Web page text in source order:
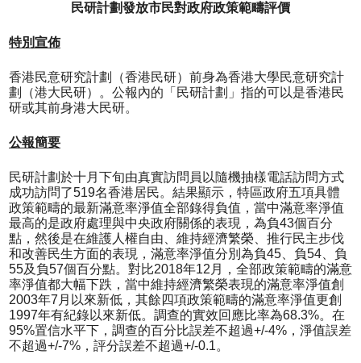
民研計劃發放市民對政府政策範疇評價
特別宣佈
香港民意研究計劃（香港民研）前身為香港大學民意研究計
劃（港大民研）。公報內的「民研計劃」指的可以是香港民
研或其前身港大民研。
公報簡要
民研計劃於十月下旬由真實訪問員以隨機抽樣電話訪問方式
成功訪問了519名香港居民。結果顯示，特區政府五項具體
政策範疇的最新滿意率淨值全部錄得負值，當中滿意率淨值
最高的是政府處理與中央政府關係的表現，為負43個百分
點，然後是在維護人權自由、維持經濟繁榮、推行民主步伐
和改善民生方面的表現，滿意率淨值分別為負45、負54、負
55及負57個百分點。對比2018年12月，全部政策範疇的滿意
率淨值都大幅下跌，當中維持經濟繁榮表現的滿意率淨值創
2003年7月以來新低，其餘四項政策範疇的滿意率淨值更創
1997年有紀錄以來新低。調查的實效回應比率為68.3%。在
95%置信水平下，調查的百分比誤差不超過+/-4%，淨值誤差
不超過+/-7%，評分誤差不超過+/-0.1。